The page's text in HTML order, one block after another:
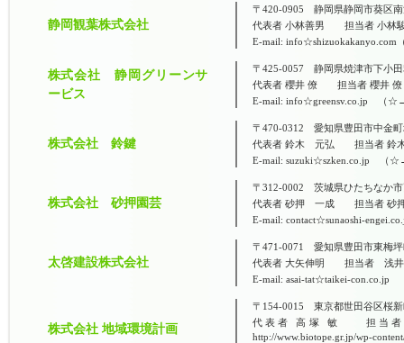
静岡観葉株式会社
〒420-0905 静岡県静岡市葵区南
代表者 小林善男 担当者 小林
E-mail:
株式会社 静岡グリーンサ
ービス
〒425-0057 静岡県焼津市下小
代表者 櫻井 僚 担当者 櫻井
E-mail: info☆greensv.co.jp （
株式会社 鈴鍵
〒470-0312 愛知県豊田市中金
代表者 鈴木 元弘 担当者 鈴
E-mail: suzuki☆szken.co.jp （
株式会社 砂押園芸
〒312-0002 茨城県ひたちなか
代表者 砂押 一成 担当者 砂
E-mail: contact☆sunaoshi-
太啓建設株式会社
〒471-0071 愛知県豊田市東梅
代表者 大矢伸明 担当者 浅
E-mail: asai-tat☆taikei-con.co.jp
株式会社 地域環境計画
〒154-0015 東京都世田谷区桜
代表者 高塚 敏 担当者
http://www.biotope.gr.jp/wp-